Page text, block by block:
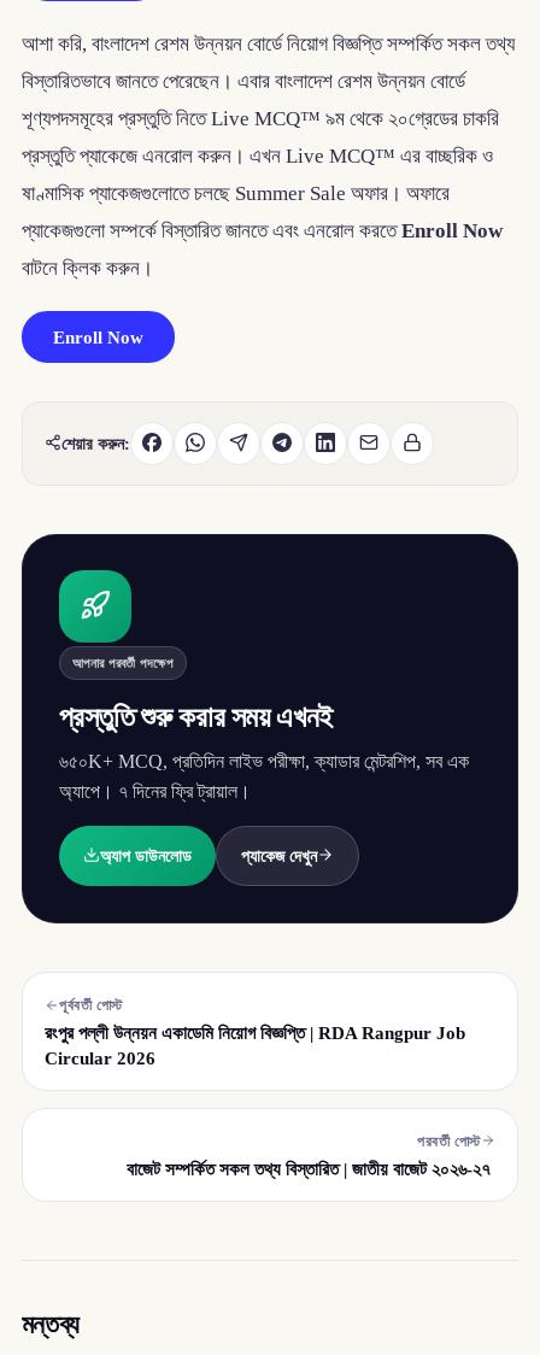
আশা করি, বাংলাদেশ রেশম উন্নয়ন বোর্ডে নিয়োগ বিজ্ঞপ্তি সম্পর্কিত সকল তথ্য
বিস্তারিতভাবে জানতে পেরেছেন। এবার বাংলাদেশ রেশম উন্নয়ন বোর্ডে
শূণ্যপদসমূহের প্রস্তুতি নিতে Live MCQ™ ৯ম থেকে ২০গ্রেডের চাকরি
প্রস্তুতি প্যাকেজে এনরোল করুন। এখন Live MCQ™ এর বাচ্ছরিক ও
ষাণ্মাসিক প্যাকেজগুলোতে চলছে Summer Sale অফার। অফারে
প্যাকেজগুলো সম্পর্কে বিস্তারিত জানতে এবং এনরোল করতেEnroll Now
বাটনে ক্লিক করুন।
Enroll Now
শেয়ার করুন:
আপনার পরবর্তী পদক্ষেপ
প্রস্তুতি শুরু করার সময় এখনই
৬৫০K+ MCQ, প্রতিদিন লাইভ পরীক্ষা, ক্যাডার মেন্টরশিপ, সব এক
অ্যাপে। ৭ দিনের ফ্রি ট্রায়াল।
অ্যাপ ডাউনলোড প্যাকেজ দেখুন
পূর্ববর্তী পোস্ট
রংপুর পল্লী উন্নয়ন একাডেমি নিয়োগ বিজ্ঞপ্তি | RDA Rangpur Job
Circular 2026
পরবর্তী পোস্ট
বাজেট সম্পর্কিত সকল তথ্য বিস্তারিত | জাতীয় বাজেট ২০২৬-২৭
মন্তব্য